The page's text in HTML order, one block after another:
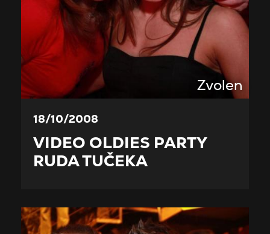
Zvolen
18/10/2008
VIDEO OLDIES PARTY
RUDA TUČEKA